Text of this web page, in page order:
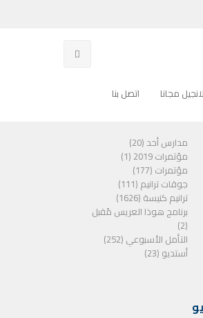
مجانا اتصل بنا
مدارس أحد (20)
مؤتمرات 2019 (1)
مؤتمرات (177)
جوقات ترانيم (111)
ترانيم كنيسة (1626)
برنامج هوذا العريس مًقبل
(2)
التأمل الأسبوعي (252)
أستديو (23)